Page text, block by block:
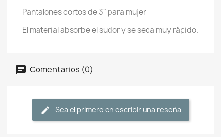
Pantalones cortos de 3" para mujer
El material absorbe el sudor y se seca muy rápido.
Comentarios (0)
Sea el primero en escribir una reseña